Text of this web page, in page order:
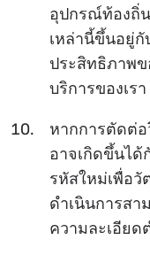
อุปกรณ์ท้องถิ่
เหล่านี้ขึ้นอยู่กั
ประสิทธิภาพข
บริการของเรา
หากการตัดต่อ
อาจเกิดขึ้นได้
รหัสใหม่เพื่อวั
ดำเนินการสา
ความละเอียด